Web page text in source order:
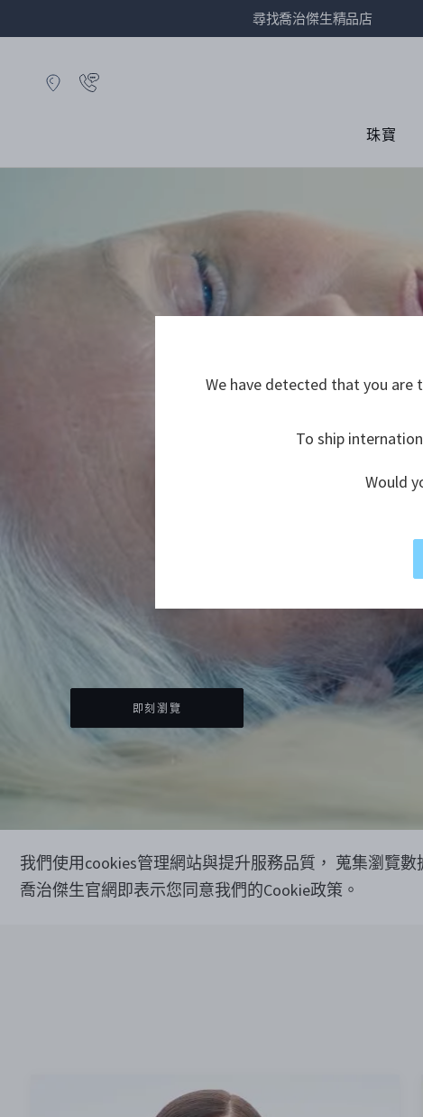
尋找喬治傑生精品店
珠寶
即刻瀏覽
我們使用cookies管理網站與提升服務品質， 蒐集瀏覽數
喬治傑生官網即表示您同意我們的Cookie政策。
We have detected that you are
To ship
Would